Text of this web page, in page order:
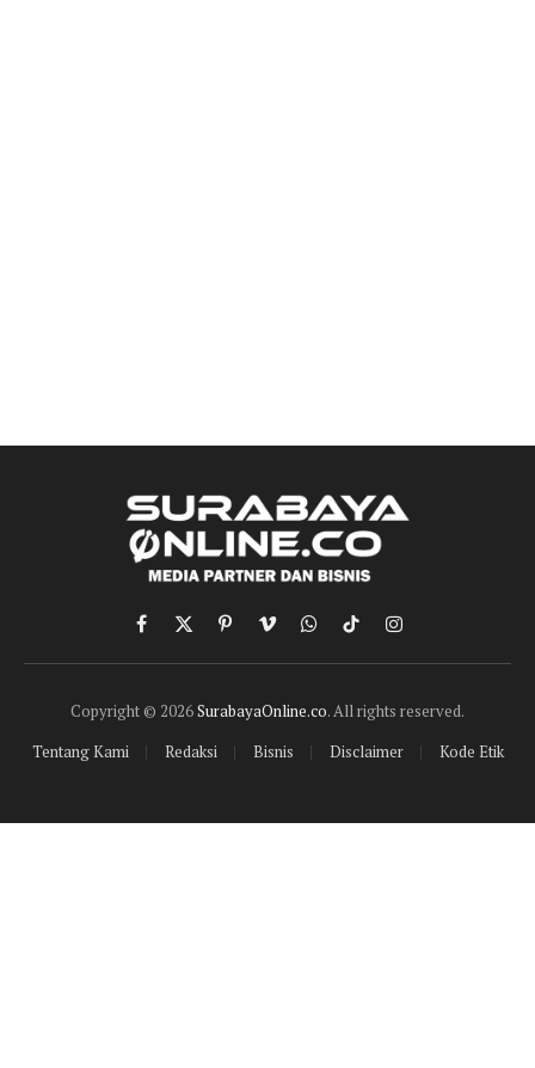
Facebook
X
(Twitter)
PinterestVimeoWhatsApp
TikTokInstagram
Copyright © 2026SurabayaOnline.co. All rights reserved.
Tentang Kami
Redaksi Bisnis Disclaimer Kode Etik